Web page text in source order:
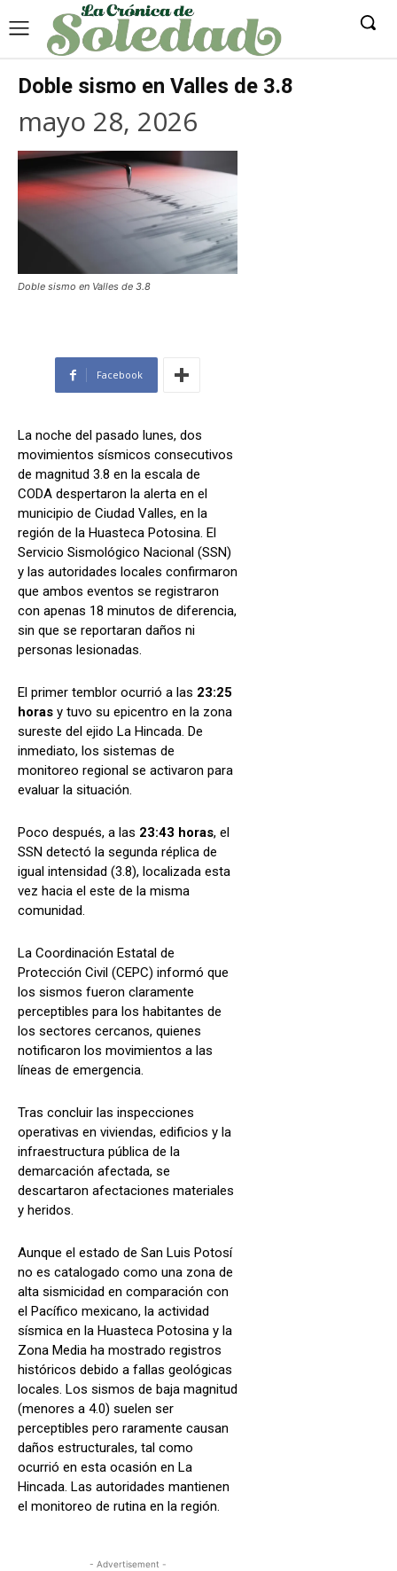
Doble sismo en Valles de 3.8
mayo 28, 2026
Doble sismo en Valles de 3.8
Facebook
La noche del pasado lunes, dos
movimientos sísmicos consecutivos
de magnitud 3.8 en la escala de
CODA despertaron la alerta en el
municipio de Ciudad Valles, en la
región de la Huasteca Potosina. El
Servicio Sismológico Nacional (SSN)
y las autoridades locales confirmaron
que ambos eventos se registraron
con apenas 18 minutos de diferencia,
sin que se reportaran daños ni
personas lesionadas.
El primer temblor ocurrió a las 23:25
horas y tuvo su epicentro en la zona
sureste del ejido La Hincada. De
inmediato, los sistemas de
monitoreo regional se activaron para
evaluar la situación.
Poco después, a las 23:43 horas, el
SSN detectó la segunda réplica de
igual intensidad (3.8), localizada esta
vez hacia el este de la misma
comunidad.
La Coordinación Estatal de
Protección Civil (CEPC) informó que
los sismos fueron claramente
perceptibles para los habitantes de
los sectores cercanos, quienes
notificaron los movimientos a las
líneas de emergencia.
Tras concluir las inspecciones
operativas en viviendas, edificios y la
infraestructura pública de la
demarcación afectada, se
descartaron afectaciones materiales
y heridos.
Aunque el estado de San Luis Potosí
no es catalogado como una zona de
alta sismicidad en comparación con
el Pacífico mexicano, la actividad
sísmica en la Huasteca Potosina y la
Zona Media ha mostrado registros
históricos debido a fallas geológicas
locales. Los sismos de baja magnitud
(menores a 4.0) suelen ser
perceptibles pero raramente causan
daños estructurales, tal como
ocurrió en esta ocasión en La
Hincada. Las autoridades mantienen
el monitoreo de rutina en la región.
- Advertisement -